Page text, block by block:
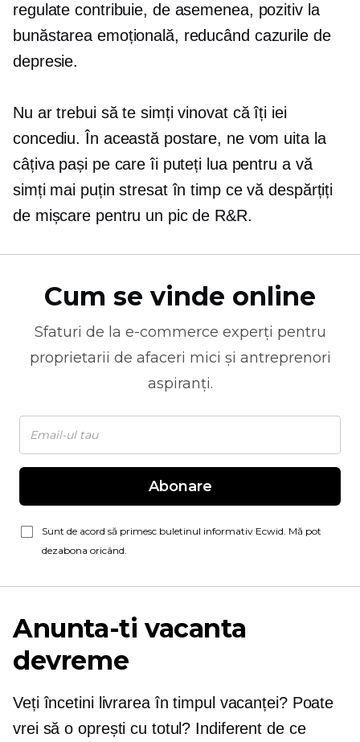
regulate contribuie, de asemenea, pozitiv la
bunăstarea emoțională, reducând cazurile de
depresie.
Nu ar trebui să te simți vinovat că îți iei
concediu. În această postare, ne vom uita la
câțiva pași pe care îi puteți lua pentru a vă
simți mai puțin stresat în timp ce vă despărțiți
de mișcare pentru un pic de R&R.
Cum se vinde online
Sfaturi de la e-commerce experți pentru
proprietarii de afaceri mici și antreprenori
aspiranți.
Abonare
Sunt de acord să primesc buletinul informativ Ecwid. Mă pot
dezabona oricând.
Anunta-ti vacanta
devreme
Veți încetini livrarea în timpul vacanței? Poate
vrei să o oprești cu totul? Indiferent de ce